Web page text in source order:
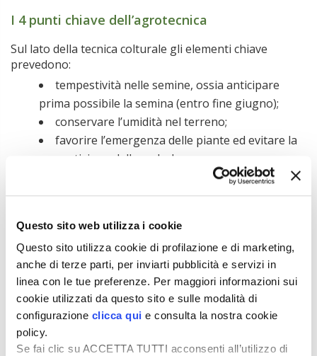
Questo sito web utilizza i cookie
Questo sito utilizza cookie di profilazione e di marketing,
anche di terze parti, per inviarti pubblicità e servizi in
linea con le tue preferenze. Per maggiori informazioni sui
cookie utilizzati da questo sito e sulle modalità di
configurazione clicca qui e consulta la nostra cookie
policy.
Se fai clic su ACCETTA TUTTI acconsenti all’utilizzo di
I 4 punti chiave dell’agrotecnica
Sul lato della tecnica colturale gli elementi chiave
prevedono:
tempestività nelle semine, ossia anticipare
prima possibile la semina (entro fine giugno);
conservare l’umidità nel terreno;
favorire l’emergenza delle piante ed evitare la
competizione delle malerbe;
evitare un eccessivo allungamento del ciclo
produttivo e quindi eventuali difficoltà di raccolta.
L’importanza del gruppo di maturazione
La varietà di soia più adatta per il secondo raccolto deve
essere individuata in base al suo gruppo di
maturazione, il quale si orienta a sua volta sulla
lunghezza del ciclo vegetativo e quindi sulla probabile
epoca di raccolta.
Per il secondo raccolto nella maggior parte degli areali
della Pianura Padana vanno preferite varietà che